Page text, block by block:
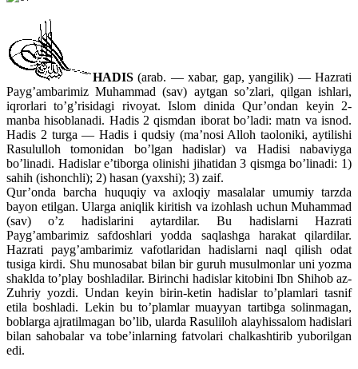
HADIS (arab. — xabar, gap, yangilik) — Hazrati
Payg’ambarimiz Muhammad (sav) aytgan so’zlari, qilgan ishlari,
iqrorlari to’g’risidagi rivoyat. Islom dinida Qur’ondan keyin 2-
manba hisoblanadi. Hadis 2 qismdan iborat bo’ladi: matn va isnod.
Hadis 2 turga — Hadis i qudsiy (ma’nosi Alloh taoloniki, aytilishi
Rasululloh tomonidan bo’lgan hadislar) va Hadisi nabaviyga
bo’linadi. Hadislar e’tiborga olinishi jihatidan 3 qismga bo’linadi: 1)
sahih (ishonchli); 2) hasan (yaxshi); 3) zaif.
Qur’onda barcha huquqiy va axloqiy masalalar umumiy tarzda
bayon etilgan. Ularga aniqlik kiritish va izohlash uchun Muhammad
(sav) o’z hadislarini aytardilar. Bu hadislarni Hazrati
Payg’ambarimiz safdoshlari yodda saqlashga harakat qilardilar.
Hazrati payg’ambarimiz vafotlaridan hadislarni naql qilish odat
tusiga kirdi. Shu munosabat bilan bir guruh musulmonlar uni yozma
shaklda to’play boshladilar. Birinchi hadislar kitobini Ibn Shihob az-
Zuhriy yozdi. Undan keyin birin-ketin hadislar to’plamlari tasnif
etila boshladi. Lekin bu to’plamlar muayyan tartibga solinmagan,
boblarga ajratilmagan bo’lib, ularda Rasuliloh alayhissalom hadislari
bilan sahobalar va tobe’inlarning fatvolari chalkashtirib yuborilgan
edi.